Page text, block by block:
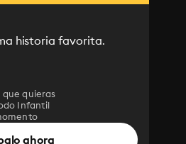
historia favorita.
que quieras
Infantil
ahora